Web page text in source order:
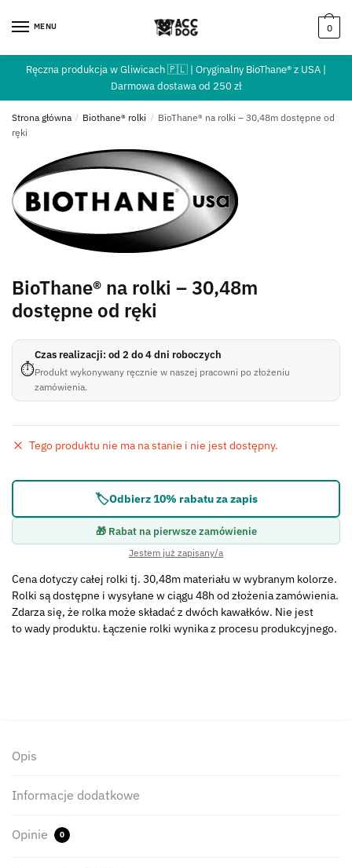
MENU 0
Ręczna produkcja w Gliwicach 🇵🇱 | Oryginalny BioThane® z USA |
Darmowa dostawa od 250 zł
Strona główna / Biothane® rolki / BioThane® na rolki – 30,48m dostępne od
ręki
BioThane® na rolki – 30,48m
dostępne od ręki
⏱
Czas realizacji: od 2 do 4 dni roboczych
Produkt wykonywany ręcznie w naszej pracowni po złożeniu
zamówienia.
Tego produktu nie ma na stanie i nie jest dostępny.
🏷️Odbierz 10% rabatu za zapis
🎁 Rabat na pierwsze zamówienie
Jestem już zapisany/a
Cena dotyczy całej rolki tj. 30,48m materiału w wybranym kolorze.
Rolki są dostępne i wysyłane w ciągu 48h od złożenia zamówienia.
Zdarza się, że rolka może składać z dwóch kawałków. Nie jest
to wady produktu. Łączenie rolki wynika z procesu produkcyjnego.
Opis
Informacje dodatkowe
Opinie 0